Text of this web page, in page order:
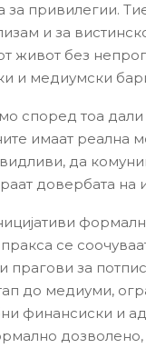
привилегии.
и за
живот без
и медиумски
според тоа
имаат реална
да
довербата на
се
прагови за
до медиуми,
финансиски и